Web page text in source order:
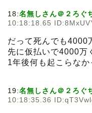
18:名無しさん＠２ろぐ
10:18:18.65
だって死んでも4000
先に仮払いで4000万
1年後何も起こらな
19:名無しさん＠２ろぐ
10:18:35.36